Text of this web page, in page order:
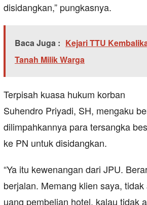
disidangkan,” pungkasnya.
Baca Juga : Kejari TTU
Tanah Milik Warga
Terpisah kuasa hukum korban
Suhendro Priyadi, SH, mengaku
dilimpahkannya para tersangka
ke PN untuk disidangkan.
“Ya itu kewenangan dari JPU.
berjalan. Memang klien saya,
uang pembelian hotel, kalau tidak